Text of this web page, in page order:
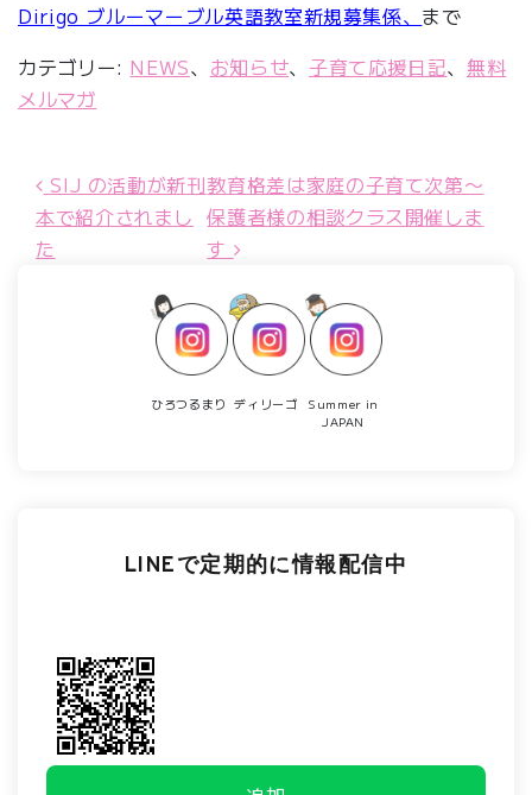
Dirigo ブルーマーブル英語教室新規募集係、 まで
カテゴリー: NEWS、 お知らせ、 子育て応援日記、無料
メルマガ
投稿ナビゲーション
SIJ の活動が新刊
本で紹介されまし
た
教育格差は家庭の子育て次第〜
保護者様の相談クラス開催しま
す
ひろつるまり ディリーゴ
Summer in
JAPAN
LINEで定期的に情報配信中